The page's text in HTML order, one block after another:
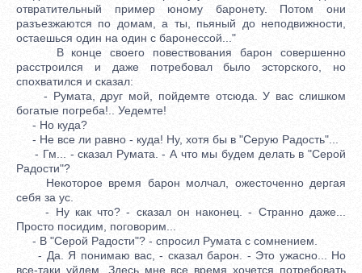
отвратительный пример юному баронету. Потом они
разъезжаются по домам, а ты, пьяный до неподвижности,
остаешься один на один с баронессой..."
В конце своего повествования барон совершенно
расстроился и даже потребовал было эсторского, но
спохватился и сказал:
- Румата, друг мой, пойдемте отсюда. У вас слишком
богатые погреба!.. Уедемте!
- Но куда?
- Не все ли равно - куда! Ну, хотя бы в "Серую Радость"...
- Гм... - сказал Румата. - А что мы будем делать в "Серой
Радости"?
Некоторое время барон молчал, ожесточенно дергая
себя за ус.
- Ну как что? - сказал он наконец. - Странно даже...
Просто посидим, поговорим...
- В "Серой Радости"? - спросил Румата с сомнением.
- Да. Я понимаю вас, - сказал барон. - Это ужасно... Но
все-таки уйдем. Здесь мне все время хочется потребовать